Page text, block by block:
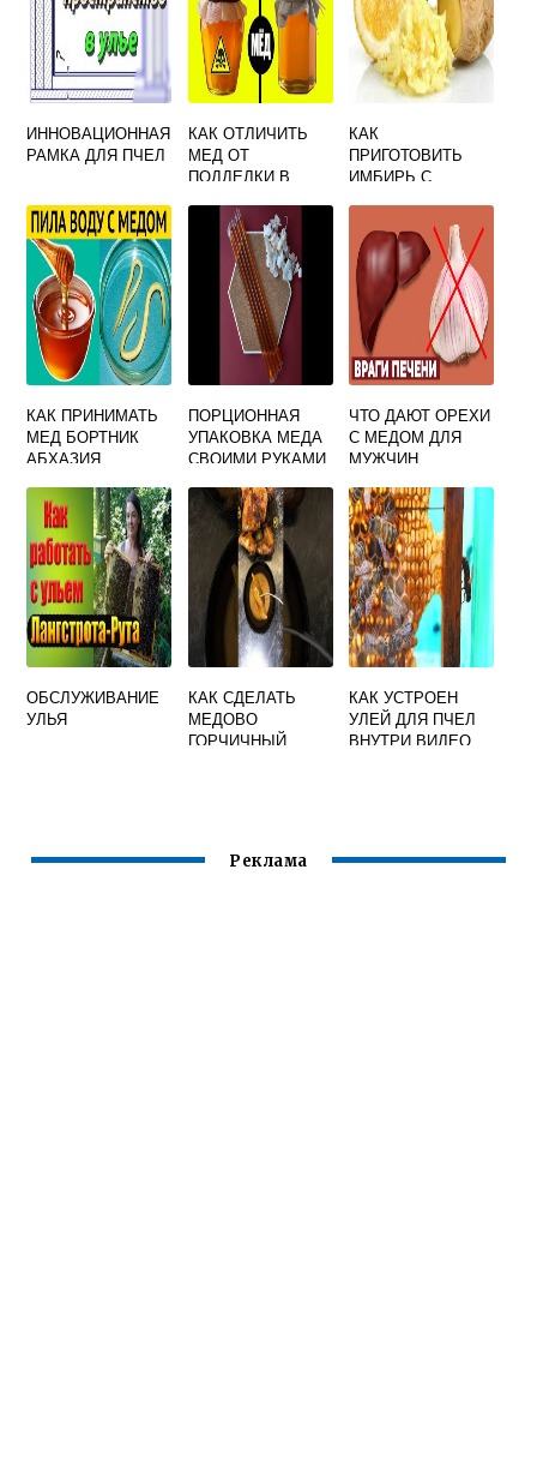
ИННОВАЦИОННАЯ
РАМКА ДЛЯ ПЧЕЛ
КАК ОТЛИЧИТЬ
МЕД ОТ
ПОДДЕЛКИ В
УСЛОВИЯХ
НАТУРАЛЬНЫЙ
КАК
ПРИГОТОВИТЬ
ИМБИРЬ С
КАК ПРИНИМАТЬ
МЕД БОРТНИК
АБХАЗИЯ
ПОРЦИОННАЯ
УПАКОВКА МЕДА
СВОИМИ РУКАМИ
ЧТО ДАЮТ ОРЕХИ
С МЕДОМ ДЛЯ
МУЖЧИН
ОБСЛУЖИВАНИЕ
УЛЬЯ
КАК СДЕЛАТЬ
МЕДОВО
ГОРЧИЧНЫЙ
КАК УСТРОЕН
УЛЕЙ ДЛЯ ПЧЕЛ
ВНУТРИ ВИДЕО
Реклама